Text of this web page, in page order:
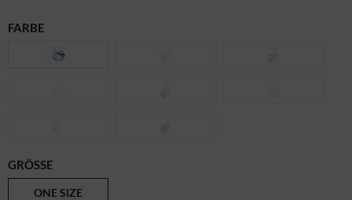
FARBE
GRÖSSE
ONE SIZE